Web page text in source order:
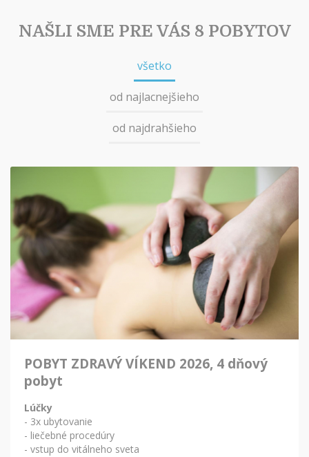
NAŠLI SME PRE VÁS 8 POBYTOV
všetko
od najlacnejšieho
od najdrahšieho
POBYT ZDRAVÝ VÍKEND 2026, 4 dňový
pobyt
Lúčky
- 3x ubytovanie
- liečebné procedúry
- vstup do vitálneho sveta